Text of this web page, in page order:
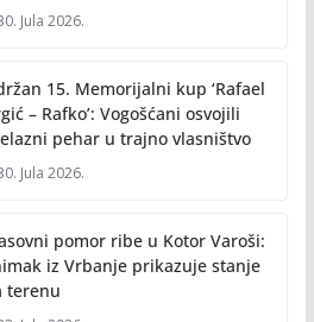
Jula 2026.
15. Memorijalni kup ‘Rafael
– Rafko’: Vogošćani osvojili
pehar u trajno vlasništvo
Jula 2026.
pomor ribe u Kotor Varoši:
iz Vrbanje prikazuje stanje
terenu